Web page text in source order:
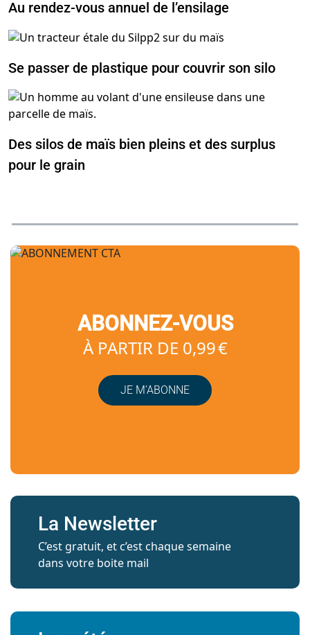
Au rendez-vous annuel de l’ensilage
Se passer de plastique pour couvrir son silo
Des silos de maïs bien pleins et des surplus
pour le grain
ABONNEZ-VOUS
À PARTIR DE 0,99 €
JE M’ABONNE
La Newsletter
C’est gratuit, et c’est chaque semaine
dans votre boite mail